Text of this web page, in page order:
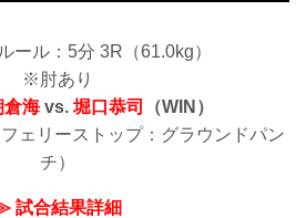
ール：5分 3R（61.0kg）
※肘あり
倉海vs. 堀口恭司
（WIN）
ェリーストップ：グラウンドパン
チ）
試合結果詳細